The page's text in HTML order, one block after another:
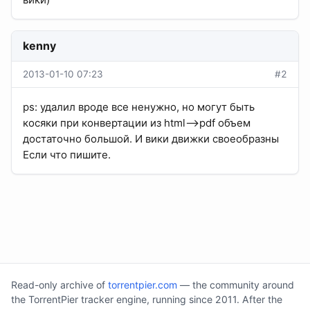
kenny
2013-01-10 07:23 #2
ps: удалил вроде все ненужно, но могут быть
косяки при конвертации из html-->pdf объем
достаточно большой. И вики движки своеобразны
Если что пишите.
Read-only archive of torrentpier.com — the community around
the TorrentPier tracker engine, running since 2011. After the